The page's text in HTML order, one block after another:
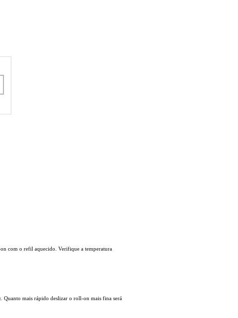
com o refil aquecido. Verifique a temperatura
Quanto mais rápido deslizar o roll-on mais fina será